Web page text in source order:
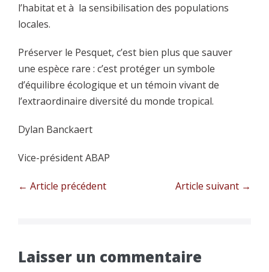
l’habitat et à la sensibilisation des populations
locales.
Préserver le Pesquet, c’est bien plus que sauver
une espèce rare : c’est protéger un symbole
d’équilibre écologique et un témoin vivant de
l’extraordinaire diversité du monde tropical.
Dylan Banckaert
Vice-président ABAP
Navigation
← Article précédent Article suivant →
Laisser un commentaire